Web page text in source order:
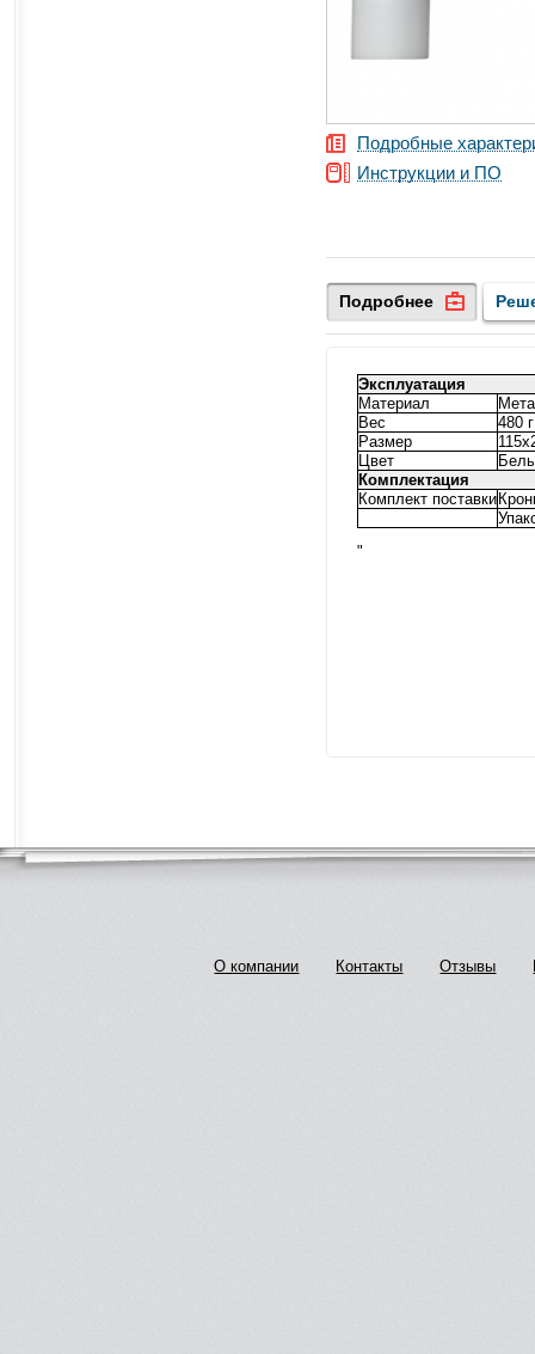
Подробные
Инструкции и ПО
Подробнее
Эксплуатация
Материал
Вес
480 г
Размер
Цвет
Комплектация
Комплект поставки
"
О компании Контакты Отзывы